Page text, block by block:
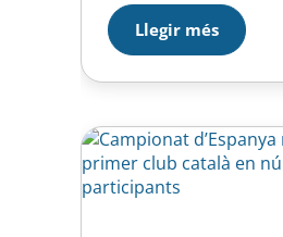
tracta que 10 equips
persones nedin 100
la nedadora Lidia
vindre a presentar, i
nedadors….
Llegir més